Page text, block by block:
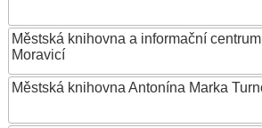
Městská knihovna a informační
Moravicí
Městská knihovna Antonína Marka